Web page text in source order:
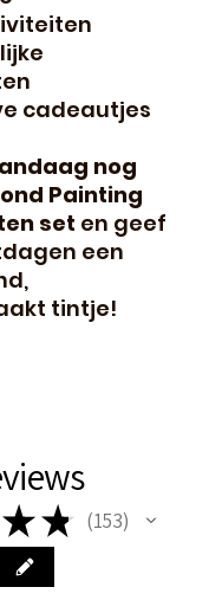
cadeautjes
nog
Painting
set en geef
een
tintje!
★ ★ 153
153